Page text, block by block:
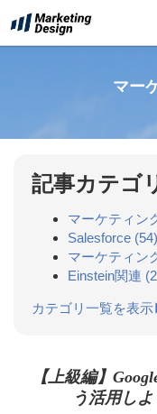
マー
記事カテゴ
マーケティン
Salesforce (54)
マーケティン
Einstein関連
カテゴリ一覧を表
【上級編】
う活用し